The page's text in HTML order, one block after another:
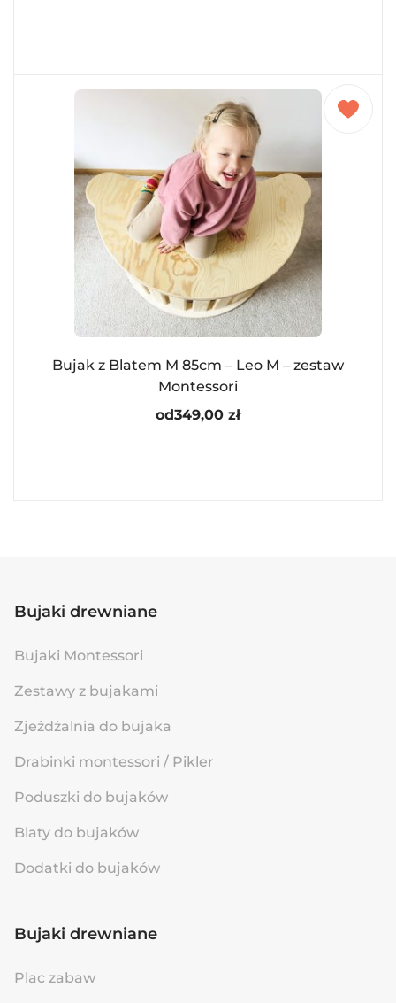
Bujak z Blatem M 85cm – Leo M – zestaw
Montessori
od349,00 zł
Bujaki drewniane
Bujaki Montessori
Zestawy z bujakami
Zjeżdżalnia do bujaka
Drabinki montessori / Pikler
Poduszki do bujaków
Blaty do bujaków
Dodatki do bujaków
Bujaki drewniane
Plac zabaw